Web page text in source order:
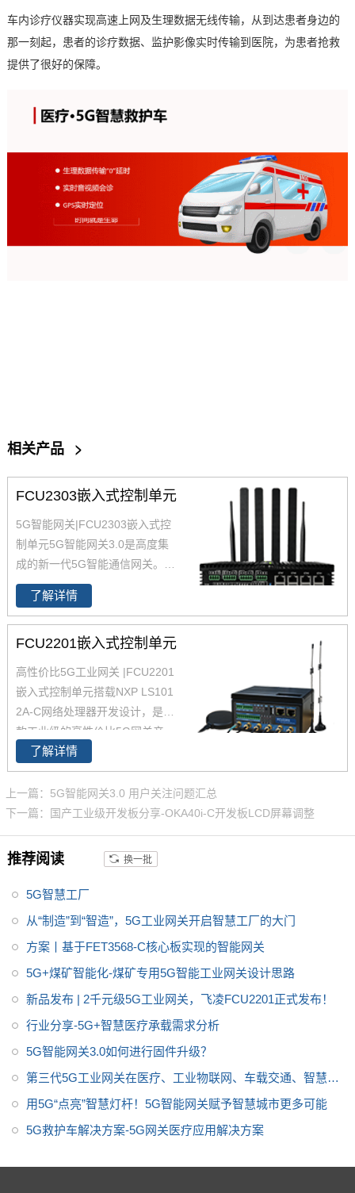
车内诊疗仪器实现高速上网及生理数据无线传输，从到达患者身边的
那一刻起，患者的诊疗数据、监护影像实时传输到医院，为患者抢救
提供了很好的保障。
相关产品 >
FCU2303嵌入式控制单元
5G智能网关|FCU2303嵌入式控
制单元5G智能网关3.0是高度集
成的新一代5G智能通信网关。
5
G智能网关高算力CPU，采用无
风扇设计，提供强大的边缘计算
能力的同时保证系统长时间稳定
运行。5G网关支持全网通5G模
组可为用户提供高带宽、低延
时、大连接的服务。
配有8个独立MAC地址的千兆以
太网和8个RS485。5G智能网关
广泛适用于智慧城市、智慧工
厂、智慧电力、智慧水务、智慧
用Ubuntu18.04系统，集成丰富
的第三方组件Samba、Lighttp
C、QEMU）、IPSEC、OpenSS
用户二次开发。
了解详情
FCU2201嵌入式控制单元
高性价比5G工业网关 |FCU2201
嵌入式控制单元搭载NXP LS101
2A-C网络处理器开发设计，是一
款工业级的高性价比5G网关产
品，采用无风扇散热设计；CPU
主频1GHz，RAM 512MB，满足
一般边缘计算和数据转发的能
力；并支持Ubuntu18.04和Open
计；5G模组采用M.2封装可插拔
方式，可更换为4G模组做成本优
化；以及支持5个RS485接口，
适用于智慧工厂、智慧农业、智
慧城市、智慧医疗等领域，关于
传感器数据采集、网络摄像头图
上传等应用。
了解详情
上一篇：5G智能网关3.0 用户关注问题汇总
下一篇：国产工业级开发板分享-OKA40i-C开发板LCD屏幕调整
推荐阅读 换一批
5G智慧工厂
从“制造”到“智造”，5G工业网关开启智慧工厂的大门
方案丨基于FET3568-C核心板实现的智能网关
5G+煤矿智能化-煤矿专用5G智能工业网关设计思路
新品发布 | 2千元级5G工业网关，飞凌FCU2201正式发布！
行业分享-5G+智慧医疗承载需求分析
5G智能网关3.0如何进行固件升级？
第三代5G工业网关在医疗、工业物联网、车载交通、智慧城
市中的智能应用
用5G“点亮”智慧灯杆！5G智能网关赋予智慧城市更多可能
5G救护车解决方案-5G网关医疗应用解决方案